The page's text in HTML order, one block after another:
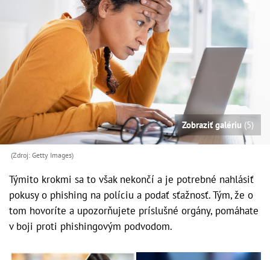
Zobraziť galériu (5)
(Zdroj: Getty Images)
Týmito krokmi sa to však nekončí a je potrebné nahlásiť
pokusy o phishing na políciu a podať sťažnosť. Tým, že o
tom hovoríte a upozorňujete príslušné orgány, pomáhate
v boji proti phishingovým podvodom.